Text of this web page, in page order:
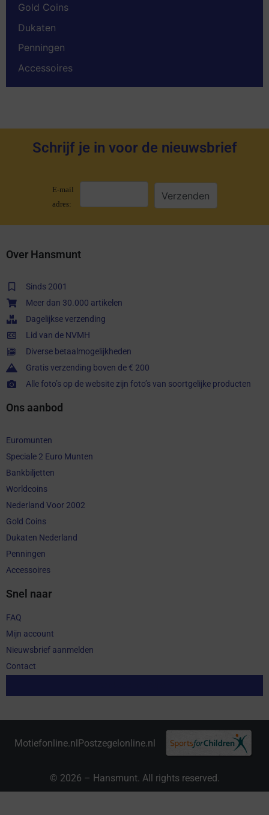
Gold Coins
Dukaten
Penningen
Accessoires
Schrijf je in voor de nieuwsbrief
E-mail
adres:
Over Hansmunt
Sinds 2001
Meer dan 30.000 artikelen
Dagelijkse verzending
Lid van de NVMH
Diverse betaalmogelijkheden
Gratis verzending boven de € 200
Alle foto’s op de website zijn foto’s van soortgelijke producten
Ons aanbod
Euromunten
Speciale 2 Euro Munten
Bankbiljetten
Worldcoins
Nederland Voor 2002
Gold Coins
Dukaten Nederland
Penningen
Accessoires
Snel naar
FAQ
Mijn account
Nieuwsbrief aanmelden
Contact
Motiefonline.nl Postzegelonline.nl
© 2026 – Hansmunt. All rights reserved.